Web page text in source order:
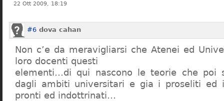
22 Ott 2009, 18:19
#6 dova cahan
Non c’e da meravigliarsi che Atenei ed
loro docenti questi
elementi…di qui nascono le teorie che poi
dagli ambiti universitari e gia i proseliti ed
pronti ed indottrinati…